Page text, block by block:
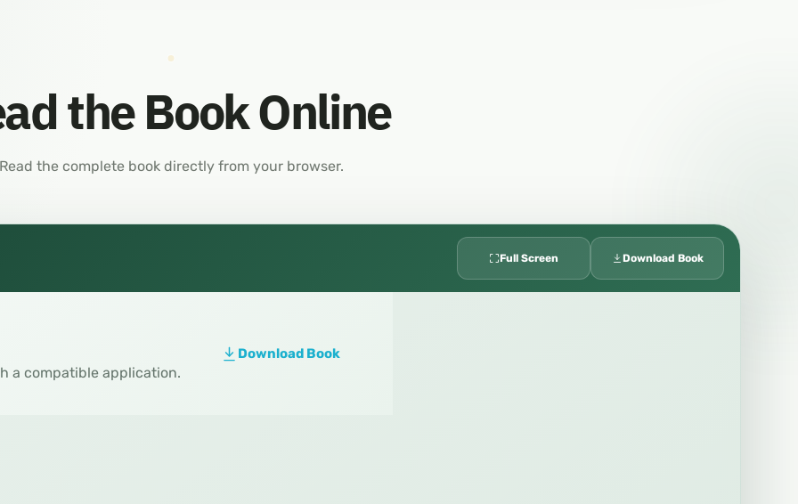
the Book Online
the complete book directly from your browser.
Full Screen Download Book
a compatible application.
Download Book